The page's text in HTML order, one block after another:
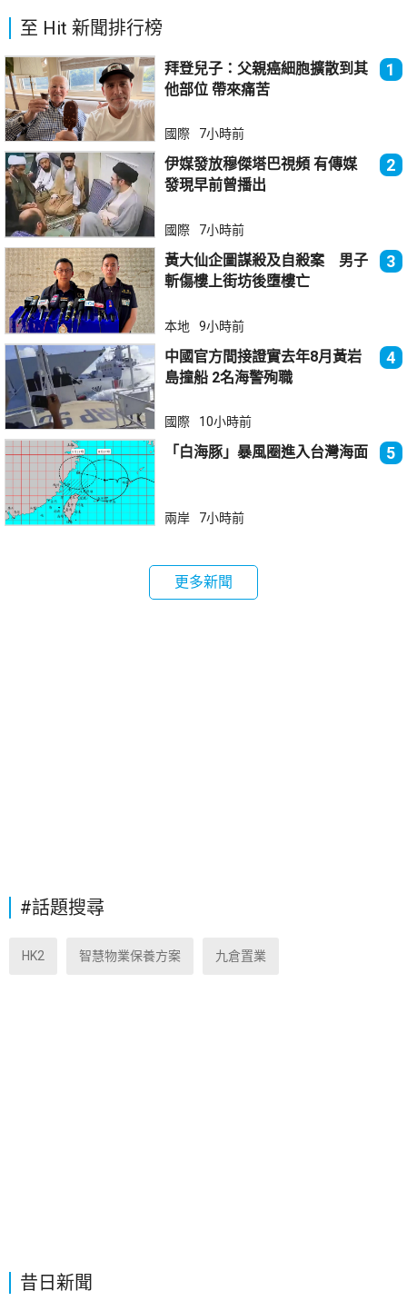
昔日新聞
至 Hit 新聞排行榜
拜登兒子：父親癌細胞擴散到其
他部位 帶來痛苦
1
國際 7小時前
伊媒發放穆傑塔巴視頻 有傳媒
發現早前曾播出
2
國際 7小時前
黃大仙企圖謀殺及自殺案 男子
斬傷樓上街坊後墮樓亡
3
本地 9小時前
中國官方間接證實去年8月黃岩
島撞船 2名海警殉職
4
國際 10小時前
「白海豚」暴風圈進入台灣海面 5
兩岸 7小時前
更多新聞
#話題搜尋
HK2 智慧物業保養方案 九倉置業